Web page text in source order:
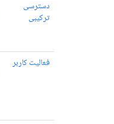
دسترسی
ترکیبی
فعالیت کاربر